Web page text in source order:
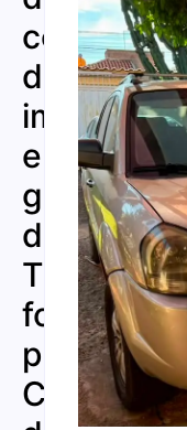
cortes
de
impostos
e
gastos
de
Trump
foi
pela
Câmara